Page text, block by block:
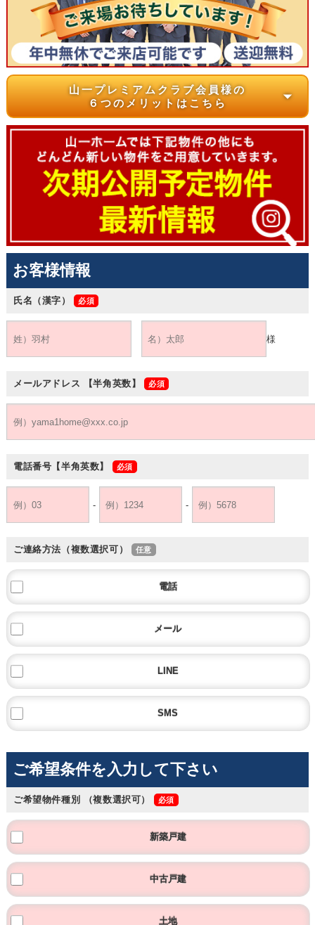
山一プレミアムクラブ会員様の
６つのメリットはこちら
arrow_drop_down
お客様情報
氏名（漢字）
様
メールアドレス 【半角英数】
電話番号 【半角英数】
- -
ご連絡方法（複数選択可）
電話
メール
LINE
SMS
ご希望条件を入力して下さい
ご希望物件種別 （複数選択可）
新築戸建
中古戸建
土地